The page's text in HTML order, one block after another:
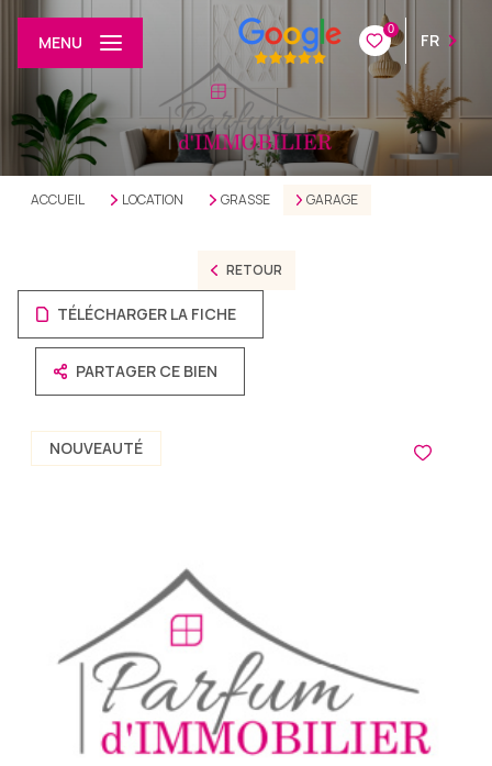
0
FR
MENU
ACCUEIL LOCATION GRASSE GARAGE
RETOUR
TÉLÉCHARGER LA FICHE
PARTAGER CE BIEN
NOUVEAUTÉ